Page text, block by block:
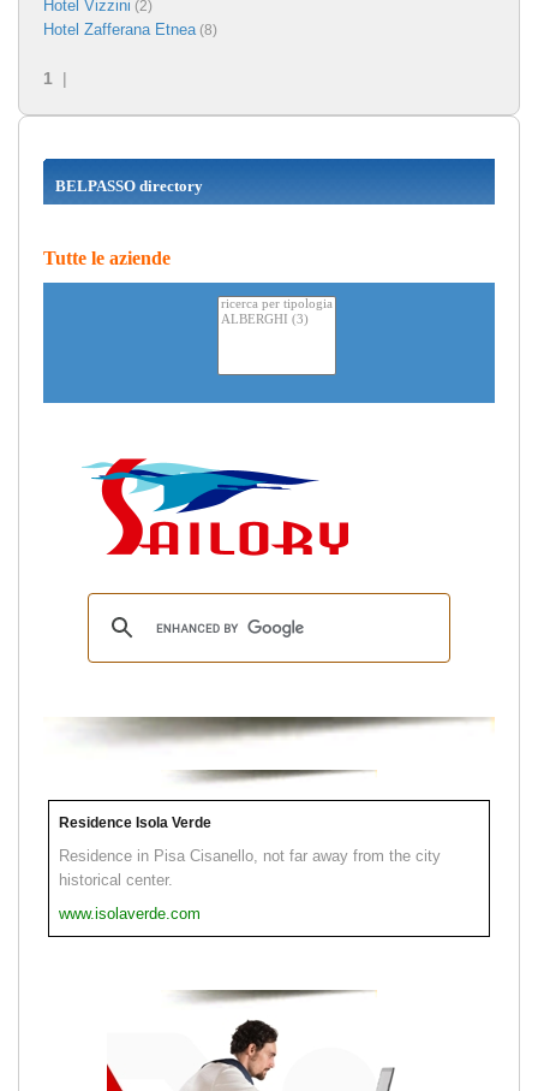
Hotel Vizzini (2)
Hotel Zafferana Etnea(8)
1 |
BELPASSO directory
Tutte le aziende
Residence Isola Verde
Residence in Pisa Cisanello, not far away from the city
historical center.
www.isolaverde.com